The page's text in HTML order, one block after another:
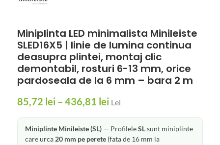
Miniplinta LED minimalista Minileiste
SLED16X5 | linie de lumina continua
deasupra plintei, montaj clic
demontabil, rosturi 6-13 mm, orice
pardoseala de la 6 mm – bara 2 m
85,72 lei – 436,81 lei Lei
Miniplinte Minileiste (SL) — ProfileleSLsunt miniplinte
care urca 20 mm pe perete (fata de 16 mm la